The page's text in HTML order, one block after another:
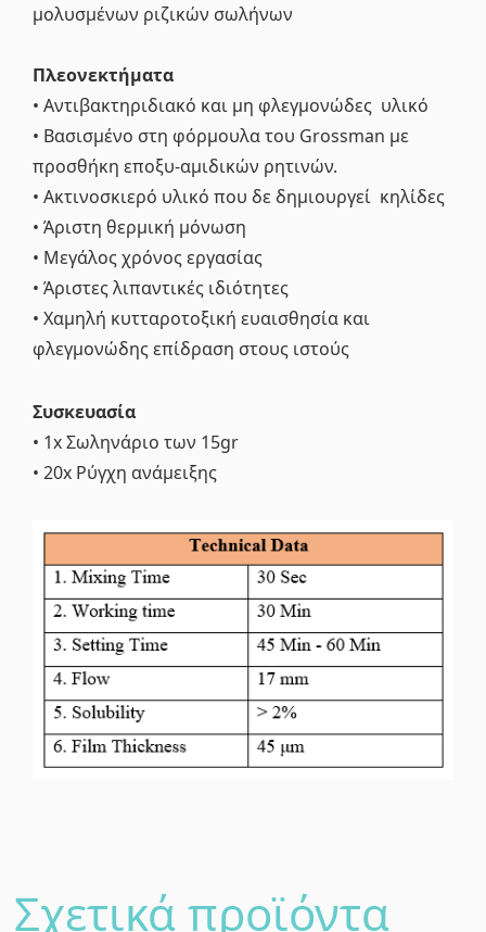
μολυσμένων ριζικών σωλήνων
Πλεονεκτήματα
• Αντιβακτηριδιακό και μη φλεγμονώδες υλικό
• Βασισμένο στη φόρμουλα του Grossman με
προσθήκη εποξυ-αμιδικών ρητινών.
• Ακτινοσκιερό υλικό που δε δημιουργεί κηλίδες
• Άριστη θερμική μόνωση
• Μεγάλος χρόνος εργασίας
• Άριστες λιπαντικές ιδιότητες
• Χαμηλή κυτταροτοξική ευαισθησία και
φλεγμονώδης επίδραση στους ιστούς
Συσκευασία
• 1x Σωληνάριο των 15gr
• 20x Ρύγχη ανάμειξης
Σχετικά προϊόντα